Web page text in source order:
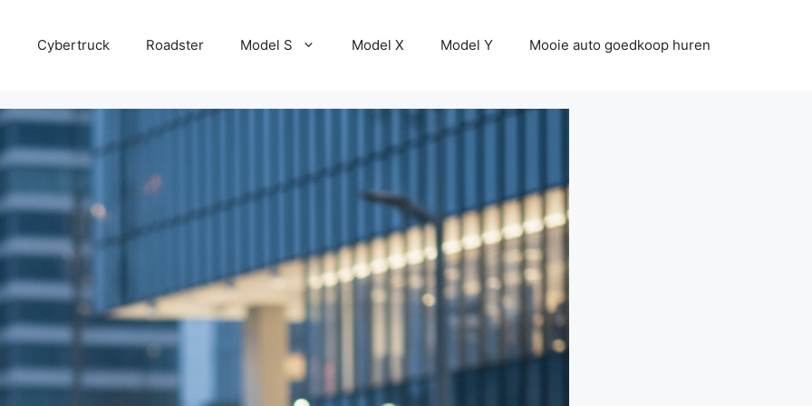
Cybertruck Roadster Model S Model X Model Y Mooie auto goedkoop huren